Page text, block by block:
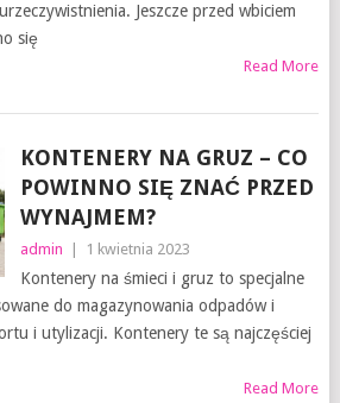
Jeszcze przed wbiciem
się
Read More
KONTENERY NA GRUZ – CO
POWINNO SIĘ ZNAĆ PRZED
WYNAJMEM?
admin 1 kwietnia 2023
Kontenery na śmieci i gruz to specjalne
do magazynowania odpadów i
i utylizacji. Kontenery te są najczęściej
Read More